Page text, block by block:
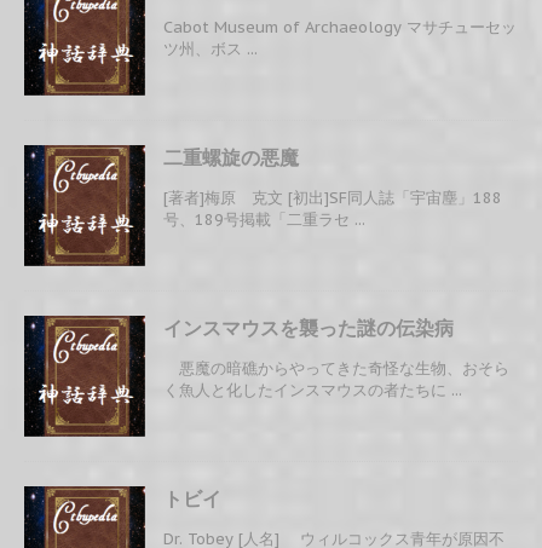
Cabot Museum of Archaeology マサチューセッ
ツ州、ボス ...
二重螺旋の悪魔
[著者]梅原 克文 [初出]SF同人誌「宇宙塵」188
号、189号掲載「二重ラセ ...
インスマウスを襲った謎の伝染病
悪魔の暗礁からやってきた奇怪な生物、おそら
く魚人と化したインスマウスの者たちに ...
トビイ
Dr. Tobey [人名] ウィルコックス青年が原因不